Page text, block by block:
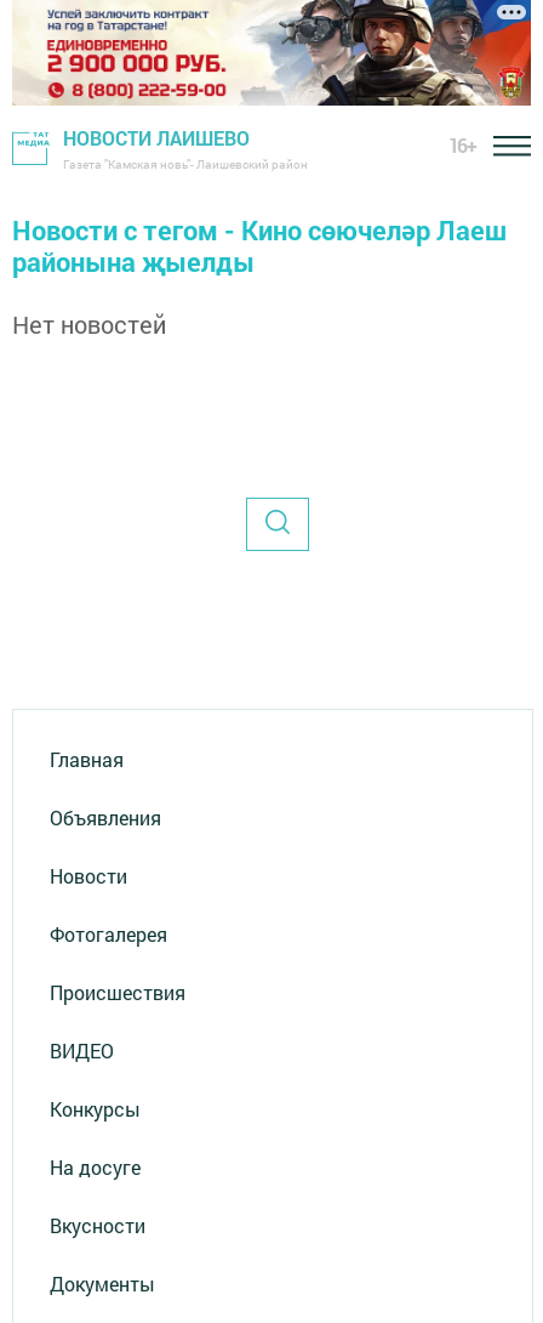
НОВОСТИ ЛАИШЕВО
Газета "Камская новь"- Лаишевский район
16+
Новости с тегом - Кино сөючеләр Лаеш
районына җыелды
Нет новостей
Главная
Объявления
Новости
Фотогалерея
Происшествия
ВИДЕО
Конкурсы
На досуге
Вкусности
Документы